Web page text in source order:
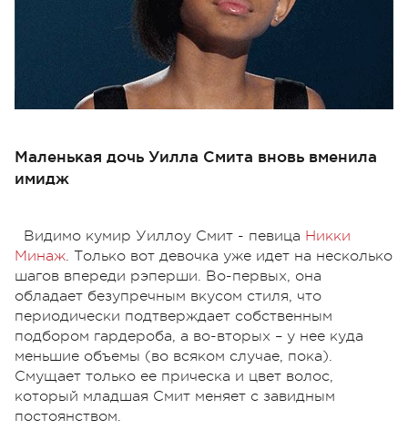
Маленькая дочь Уилла Смита вновь вменила
имидж
Видимо кумир Уиллоу Смит - певица Никки
Минаж. Только вот девочка уже идет на несколько
шагов впереди рэперши. Во-первых, она
обладает безупречным вкусом стиля, что
периодически подтверждает собственным
подбором гардероба, а во-вторых – у нее куда
меньшие объемы (во всяком случае, пока).
Смущает только ее прическа и цвет волос,
который младшая Смит меняет с завидным
постоянством.